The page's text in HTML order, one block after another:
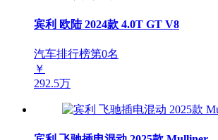
宾利 欧陆 2024款 4.0T GT V8
汽车排行榜第0名
￥
292.5万